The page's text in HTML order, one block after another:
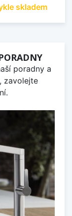
skladem
poradny a
zavolejte